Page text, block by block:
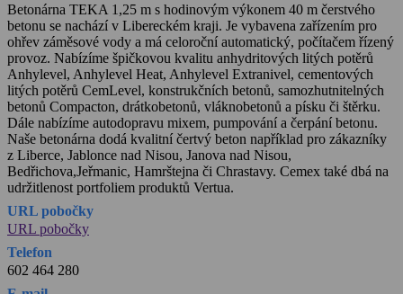
Betonárna TEKA 1,25 m s hodinovým výkonem 40 m čerstvého
betonu se nachází v Libereckém kraji. Je vybavena zařízením pro
ohřev záměsové vody a má celoroční automatický, počítačem řízený
provoz. Nabízíme špičkovou kvalitu anhydritových litých potěrů
Anhylevel, Anhylevel Heat, Anhylevel Extranivel, cementových
litých potěrů CemLevel, konstrukčních betonů, samozhutnitelných
betonů Compacton, drátkobetonů, vláknobetonů a písku či štěrku.
Dále nabízíme autodopravu mixem, pumpování a čerpání betonu.
Naše betonárna dodá kvalitní čertvý beton například pro zákazníky
z Liberce, Jablonce nad Nisou, Janova nad Nisou,
Bedřichova,Jeřmanic, Hamrštejna či Chrastavy. Cemex také dbá na
udržitlenost portfoliem produktů Vertua.
URL pobočky
URL pobočky
Telefon
602 464 280